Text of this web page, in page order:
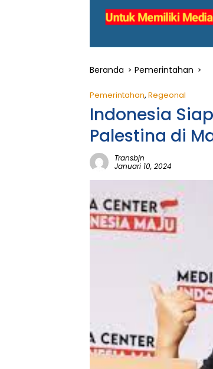
Beranda Pemerintahan
Pemerintahan, Regeonal
Indonesia
Palestina di
Transbjn
Januari 10, 2024